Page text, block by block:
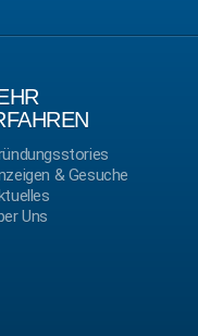
& Gesuche
Uns